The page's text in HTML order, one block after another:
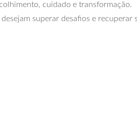
cuidado e transformação.
superar desafios e recuperar